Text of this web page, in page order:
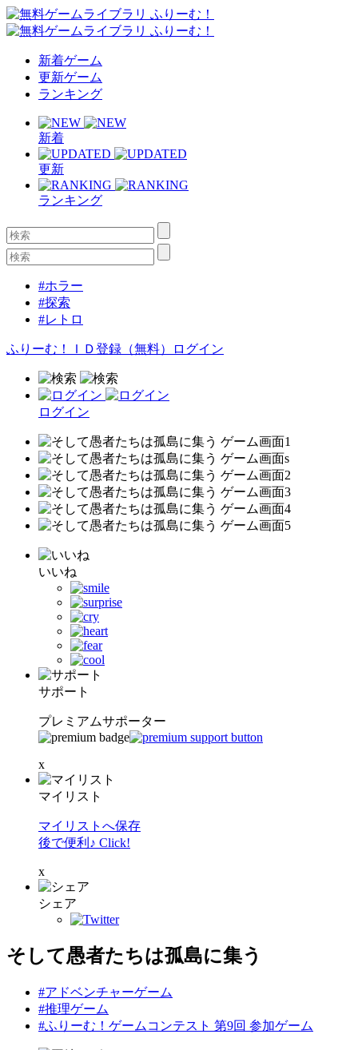
新着ゲーム
更新ゲーム
ランキング
新着
更新
ランキング
#ホラー
#探索
#レトロ
ふりーむ！ＩＤ登録（無料） ログイン
ログイン
いいね
サポート
プレミアムサポーター
x
マイリスト
マイリストへ保存
後で便利♪ Click!
x
シェア
そして愚者たちは孤島に集う
#アドベンチャーゲーム
#推理ゲーム
#ふりーむ！ゲームコンテスト 第9回 参加ゲーム